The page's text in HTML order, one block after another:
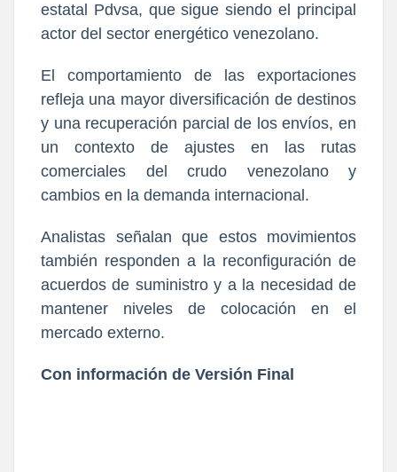
estatal Pdvsa, que sigue siendo el principal
actor del sector energético venezolano.
El comportamiento de las exportaciones
refleja una mayor diversificación de destinos
y una recuperación parcial de los envíos, en
un contexto de ajustes en las rutas
comerciales del crudo venezolano y
cambios en la demanda internacional.
Analistas señalan que estos movimientos
también responden a la reconfiguración de
acuerdos de suministro y a la necesidad de
mantener niveles de colocación en el
mercado externo.
Con información de Versión Final